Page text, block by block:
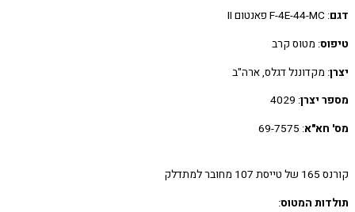
: מטוס קרב
: מקדוננל דגלס, ארה"ב
יצרן: 4029
: 69-7575
למתדלק
המטוס: